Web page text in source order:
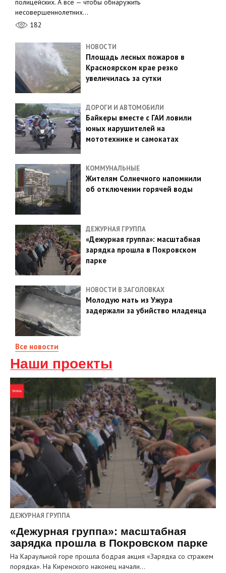
полицейских. А всё — чтобы обнаружить
несовершеннолетних…
182
НОВОСТИ
Площадь лесных пожаров в
Красноярском крае резко
увеличилась за сутки
ДОРОГИ И АВТОМОБИЛИ
Байкеры вместе с ГАИ ловили
юных нарушителей на
мототехнике и самокатах
КОММУНАЛЬНЫЕ
Жителям Солнечного напомнили
об отключении горячей воды
ДЕЖУРНАЯ ГРУППА
«Дежурная группа»: масштабная
зарядка прошла в Покровском
парке
НОВОСТИ В ЗАГОЛОВКАХ
Молодую мать из Ужура
задержали за убийство младенца
Все новости
Наши проекты
ДЕЖУРНАЯ ГРУППА
«Дежурная группа»: масштабная
зарядка прошла в Покровском парке
На Караульной горе прошла бодрая акция «Зарядка со стражем
порядка». На Киренского наконец начали…